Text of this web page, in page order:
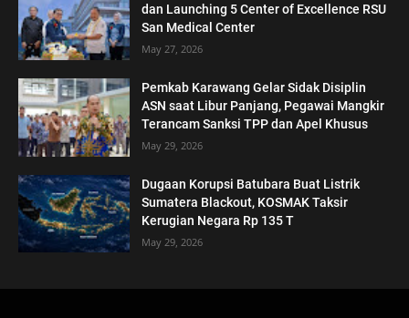
dan Launching 5 Center of Excellence RSU
San Medical Center
May 27, 2026
Pemkab Karawang Gelar Sidak Disiplin
ASN saat Libur Panjang, Pegawai Mangkir
Terancam Sanksi TPP dan Apel Khusus
May 29, 2026
Dugaan Korupsi Batubara Buat Listrik
Sumatera Blackout, KOSMAK Taksir
Kerugian Negara Rp 135 T
May 29, 2026